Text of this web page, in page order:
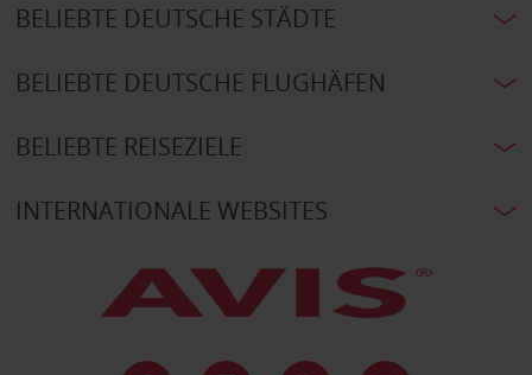
BELIEBTE DEUTSCHE STÄDTE
BELIEBTE DEUTSCHE FLUGHÄFEN
BELIEBTE REISEZIELE
INTERNATIONALE WEBSITES